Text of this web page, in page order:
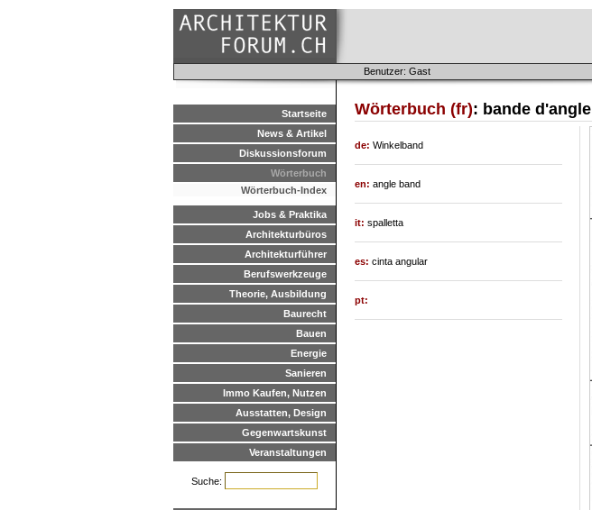
Benutzer: Gast
Startseite
News & Artikel
Diskussionsforum
Wörterbuch
Wörterbuch-Index
Jobs & Praktika
Architekturbüros
Architekturführer
Berufswerkzeuge
Theorie, Ausbildung
Baurecht
Bauen
Energie
Sanieren
Immo Kaufen, Nutzen
Ausstatten, Design
Gegenwartskunst
Veranstaltungen
Suche:
Wörterbuch (fr): bande d'angle
de: Winkelband
en: angle band
it: spalletta
es: cinta angular
pt: